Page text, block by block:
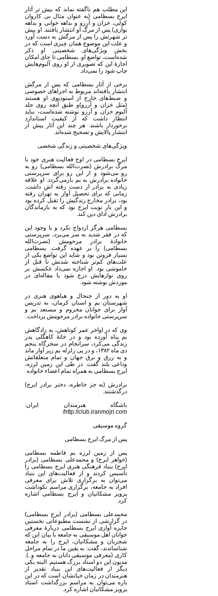
این مطلب هم ناگفته نماند که بیش تر آثار
ایرج بسطامی (به عنوان مثال بی کاروان
کولی، خزان و آرزو و بداهه خوانی و بداهه
نوازی) پس از مرگ او انتشار یافتند. او بیش
تر شهرتش را پس از مرگش به دست آورد
و علت این موضوع همان چیزی است که در
بخش ویژگی‌های شخصیتی او ذکر
شده‌است، تواضع او. بسطامی تا جای امکان
اجازهٔ این که تصویری از او روی آلبوم‌هایش
چاپ شود را نمی‌داد.
برخی از آثار بسطامی که پس از مرگش
انتشار یافته‌اند مربوط به اجراهای خصوصی
و ضبط‌های خارج از استودیوی او هستند
(مثل خزان و آرزو)و طبق آنچه روی جلد
آلبوم خزان و آرزو نوشته شده‌است، نباید
انتظار داشت که از کیفیت استاندارد
برخوردار باشند. هر چند این آثار پیش از
انتشار پالایش و تصحیح شده‌اند.
ویژگی‌های شخصیتی و زندگی شخصی
ایرج بسطامی در اوج فعالیت هنری خود با
مرگ برادرش (نصرت‌الله بسطامی) رو به
رو می‌شود و از این رو برای سرپرستی
خانواده برادرش به بم بازمی‌گردد. او علاقه
زیادی به برادر از دست رفته اش داشت.
زمانی که برای تحصیل آواز به تهران رفته
بود، برادر مخارج زندگیش را تقبل کرده بود
و این بار نوبت ایرج بود که به بازماندگان
برادرش ادای دین کند.
بسطامی هرگز ازدواج نکرد و با وجود این
که در فقر شدید به سر می‌برد، سرپرستی
خانوادهٔ برادر مرحومش (نصرت‌الله
بسطامی) را بر عهده گرفت. بسطامی
بسیار فروتن بود و شاید این تواضع یکی از
علت‌های کم‌تر شناخته شدنش تا قبل از
خاموشی بود. او اجازه نمی‌داد عکسش بر
روی نوارهایش درج شود یا مقاله‌ای در
موردش نوشته شود.
او به دور از جنجال و هیاهوی هنری در
شهرستان بم و استان کرمان، به تدریس
آواز برای جوانان محروم و مستعد بم و
سرپرستی خانواده برادر مرحومش پرداخت.
وی که در اواخر عمر کوتاهش، به زادگاهش
بم پناه آورده بود و در خانهٔ کاهگلی پدر
زندگی می‌کرد، سرانجام در سحرگاه پنجم
دی ماه ۱۳۸۲، و در پی زلزله بم زیر آوار ماند
و به زرق و برق جهان و تمام متعلقاتش
وداعی بلند گفت. در طی این زمین لرزه،
ایرج بسطامی به همراه تمام اعضاء خانواده
برادرش (به جز خاطره، دختر برادر ایرج)
درگذشتند.
باشگاه هنرمندان ایران:
http://club.iranmojri.com/
گروه موسیقی
پس از مرگ ایرج بسطامی
پس از زمین لرزه بم فاطمه بسطامی
(خواهر ایرج) و محمدعلی بسطامی (برادر
ایرج) بنیاد فرهنگی هنری ایرج بسطامی را
تأسیس کردند و از فعالیت‌های این بنیاد
می‌توان به برگزاری تلاش برای معرفی
افراد به جامعه، برگزاری مراسم نکوداشت
پرویز مشکاتیان و ایرج بسطامی اشاره
کرد.
محمدعلی بسطامی (برادر ایرج بسطامی)
در گزارشی از نشست مطبوعاتی نخستین
جایزه آوازی ایرج بسطامی دربارهٔ معرفی
جوانان اهل موسیقی به جامعه با بیان این که
شجریان و مشکاتیان، ایرج را به جامعه
شناساندند، گفت: به یقین ما در تمام مراحل
کاری (معرفی موسیقی دانان به جامعه و..).
مدیون این دو استاد بزرگ هستیم. البته یکی
دیگر از فعالیت‌های این بنیاد تقدیر از
هنرمندان در زمان حیاتشان است که در این
باره می‌توان به مراسم بزرگداشت استاد
پرویز مشکاتیان اشاره کرد.